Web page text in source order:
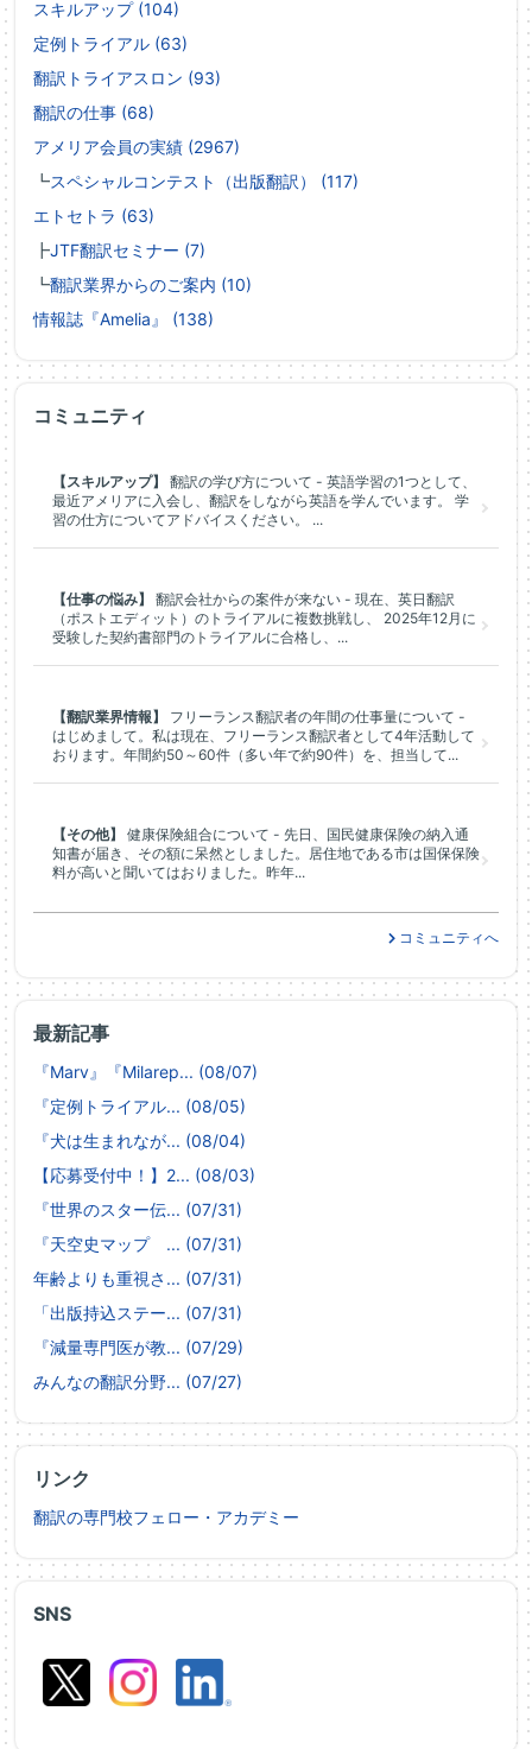
SNS
スキルアップ (104)
定例トライアル (63)
翻訳トライアスロン (93)
翻訳の仕事 (68)
アメリア会員の実績 (2967)
┗スペシャルコンテスト（出版翻訳） (117)
エトセトラ (63)
┣JTF翻訳セミナー (7)
┗翻訳業界からのご案内 (10)
情報誌『Amelia』 (138)
最新記事
『Marv』『Milarep... (08/07)
『定例トライアル... (08/05)
『犬は生まれなが... (08/04)
【応募受付中！】2... (08/03)
『世界のスター伝... (07/31)
『天空史マップ ... (07/31)
年齢よりも重視さ... (07/31)
「出版持込ステー... (07/31)
『減量専門医が教... (07/29)
みんなの翻訳分野... (07/27)
リンク
翻訳の専門校フェロー・アカデミー
コミュニティ
【スキルアップ】
翻訳の学び方について - 英語学習の1つとして、
最近アメリアに入会し、翻訳をしながら英語を学んでいます。 学
習の仕方についてアドバイスください。 ...
【仕事の悩み】
翻訳会社からの案件が来ない - 現在、英日翻訳
（ポストエディット）のトライアルに複数挑戦し、 2025年12月に
受験した契約書部門のトライアルに合格し、...
【翻訳業界情報】
フリーランス翻訳者の年間の仕事量について -
はじめまして。私は現在、フリーランス翻訳者として4年活動して
おります。年間約50～60件（多い年で約90件）を、担当して...
【その他】
健康保険組合について - 先日、国民健康保険の納入通
知書が届き、その額に呆然としました。居住地である市は国保保険
料が高いと聞いてはおりました。昨年...
コミュニティへ